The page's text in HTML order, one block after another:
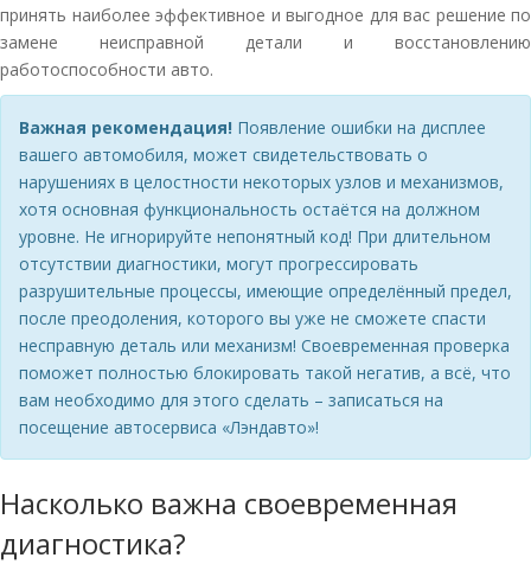
принять наиболее эффективное и выгодное для вас решение по
замене неисправной детали и восстановлению
работоспособности авто.
Важная рекомендация! Появление ошибки на дисплее
вашего автомобиля, может свидетельствовать о
нарушениях в целостности некоторых узлов и механизмов,
хотя основная функциональность остаётся на должном
уровне. Не игнорируйте непонятный код! При длительном
отсутствии диагностики, могут прогрессировать
разрушительные процессы, имеющие определённый предел,
после преодоления, которого вы уже не сможете спасти
несправную деталь или механизм! Своевременная проверка
поможет полностью блокировать такой негатив, а всё, что
вам необходимо для этого сделать – записаться на
посещение автосервиса «Лэндавто»!
Насколько важна своевременная
диагностика?